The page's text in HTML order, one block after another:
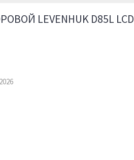
LEVENHUK D85L LCD